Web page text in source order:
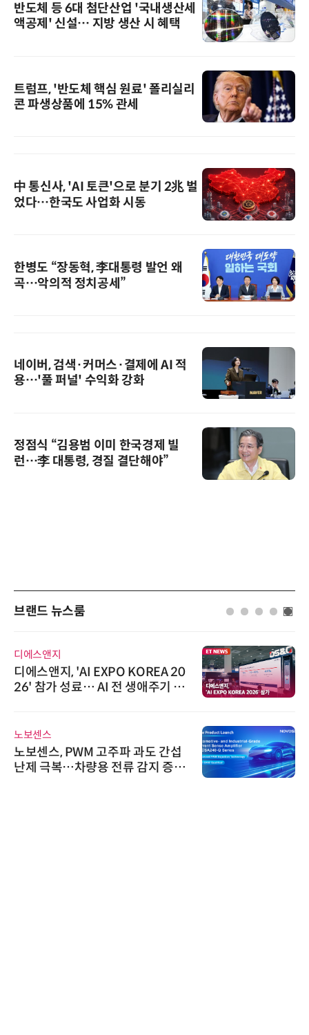
반도체 등 6대 첨단산업 '국내생산세
액공제' 신설… 지방 생산 시 혜택
트럼프, '반도체 핵심 원료' 폴리실리
콘 파생상품에 15% 관세
中 통신사, 'AI 토큰'으로 분기 2兆 벌
었다…한국도 사업화 시동
한병도 “장동혁, 李대통령 발언 왜
곡…악의적 정치공세”
네이버, 검색·커머스·결제에 AI 적
용…'풀 퍼널' 수익화 강화
정점식 “김용범 이미 한국경제 빌
런…李 대통령, 경질 결단해야”
브랜드 뉴스룸
디에스앤지
디에스앤지, 'AI EXPO KOREA 20
26' 참가 성료… AI 전 생애주기 아
노보센스
노보센스, PWM 고주파 과도 간섭
난제 극복…차량용 전류 감지 증폭